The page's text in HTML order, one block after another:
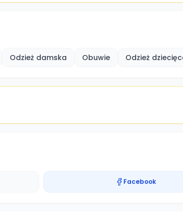
Odzież damska Obuwie Odzież
Facebook